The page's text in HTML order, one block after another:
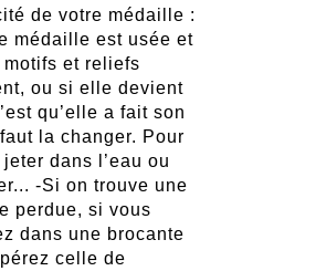
de votre médaille :
médaille est usée et
et reliefs
ou si elle devient
qu’elle a fait son
la changer. Pour
dans l’eau ou
-Si on trouve une
perdue, si vous
dans une brocante
celle de